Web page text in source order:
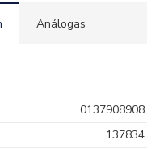
Análogas
0137908908
137834